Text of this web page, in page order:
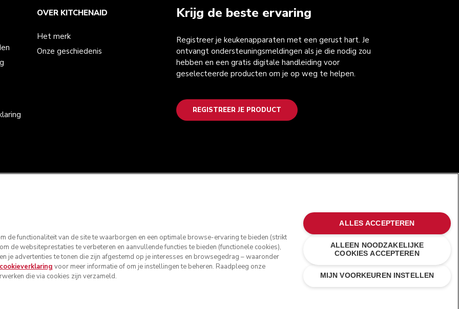
Krijg de beste ervaring
Registreer je keukenapparaten met een gerust hart. Je
ontvangt ondersteuningsmeldingen als je die nodig zou
hebben en een gratis digitale handleiding voor
geselecteerde producten om je op weg te helpen.
REGISTREER JE PRODUCT
OVER KITCHENAID
Het merk
Onze geschiedenis
KitchenAid en het design van de mixer zijn handelsmerken in de Verenigde Staten en andere landen.
de functionaliteit van de site te waarborgen en een optimale browse-ervaring te bieden (strikt
de websiteprestaties te verbeteren en aanvullende functies te bieden (functionele cookies),
je advertenties te tonen die zijn afgestemd op je interesses en browsegedrag – waaronder
cookieverklaring voor meer informatie of om je instellingen te beheren. Raadpleeg onze
die via cookies zijn verzameld. MIJN VOORKEUREN INSTELLEN
ALLEEN NOODZAKELIJKE
COOKIES ACCEPTEREN
ALLES ACCEPTEREN